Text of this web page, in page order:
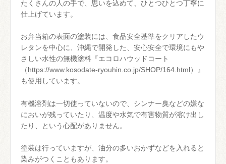
たくさんの人の手で、思いを込めて、ひとつひとつ丁寧に
仕上げています。
お弁当箱の表面の塗装には、食品安全基準をクリアしたウ
レタンを中心に、沖縄で開発した、安心安全で環境にもや
さしい水性の無機塗料『エコロハウッドコート
（https://www.kosodate-ryouhin.co.jp/SHOP/164.html）』
も使用しています。
有機溶剤は一切使っていないので、シンナー臭などの嫌な
においが残っていたり、温度や水気で有害物質が溶け出し
たり、という心配がありません。
塗装は行っていますが、油分の多いおかずなどを入れると
染みがつくこともあります。